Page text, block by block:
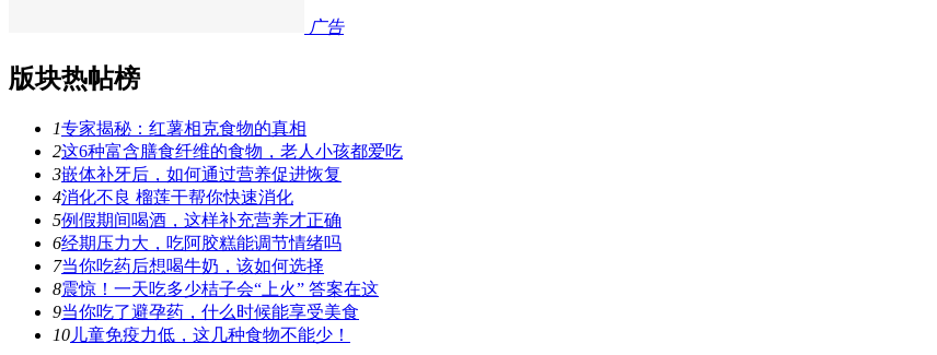
广告
版块热帖榜
1专家揭秘：红薯相克食物的真相
2这6种富含膳食纤维的食物，老人小孩都爱吃
3嵌体补牙后，如何通过营养促进恢复
4消化不良 榴莲干帮你快速消化
5例假期间喝酒，这样补充营养才正确
6经期压力大，吃阿胶糕能调节情绪吗
7当你吃药后想喝牛奶，该如何选择
8震惊！一天吃多少桔子会“上火” 答案在这
9当你吃了避孕药，什么时候能享受美食
10 儿童免疫力低，这几种食物不能少！